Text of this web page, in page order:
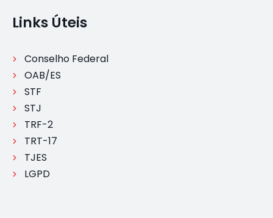
Links Úteis
Conselho Federal
OAB/ES
STF
STJ
TRF-2
TRT-17
TJES
LGPD